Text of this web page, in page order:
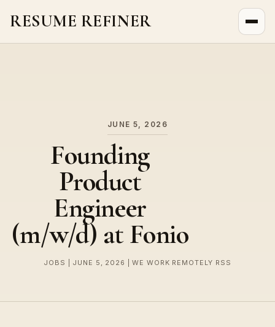
RESUME REFINER
JUNE 5, 2026
Founding
Product
Engineer
(m/w/d) at Fonio
JOBS | JUNE 5, 2026 | WE WORK REMOTELY RSS